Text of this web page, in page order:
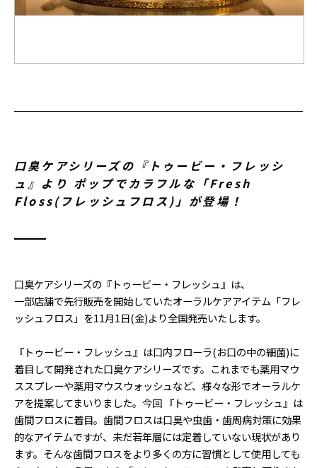
口臭ケアシリーズの『トゥービー・フレッシ
ュ』より ポップでカラフルな「Fresh
Floss(フレッシュフロス)」が登場！
口臭ケアシリーズの『トゥービー・フレッシュ』は、
一部店舗で先行販売を開始していたオーラルケアアイテム「フレ
ッシュフロス」を11月1日(金)より全国発売いたします。
『トゥービー・フレッシュ』は口内フローラ(お口の中の細菌)に
着目して開発された口臭ケアシリーズです。これまでも薬用マウ
ススプレーや薬用マウスウォッシュなど、様々な形でオーラルケ
アを提案してまいりました。今回 『トゥービー・フレッシュ』は
歯間フロスに着目。歯間フロスは口臭や虫歯・歯周病対策に効果
的なアイテムですが、未だ若年層には定着していない現状があり
ます。そんな歯間フロスをより多くの方に習慣として使用しても